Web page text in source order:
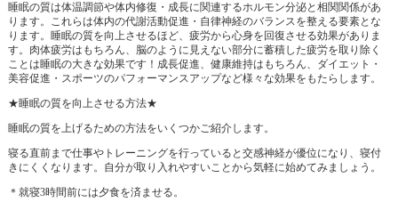
睡眠の質は体温調節や体内修復・成長に関連するホルモン分泌と相関関係があ
ります。これらは体内の代謝活動促進・自律神経のバランスを整える要素とな
ります。睡眠の質を向上させるほど、疲労から心身を回復させる効果がありま
す。肉体疲労はもちろん、脳のように見えない部分に蓄積した疲労を取り除く
ことは睡眠の大きな効果です！成長促進、健康維持はもちろん、ダイエット・
美容促進・スポーツのパフォーマンスアップなど様々な効果をもたらします。
★睡眠の質を向上させる方法★
睡眠の質を上げるための方法をいくつかご紹介します。
寝る直前まで仕事やトレーニングを行っていると交感神経が優位になり、寝付
きにくくなります。自分が取り入れやすいことから気軽に始めてみましょう。
＊就寝3時間前には夕食を済ませる。